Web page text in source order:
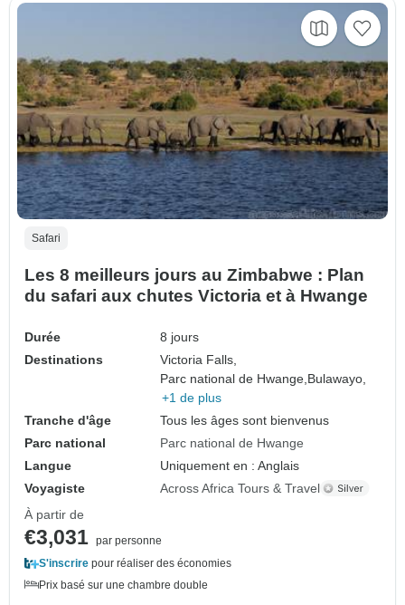
Safari
Les 8 meilleurs jours au Zimbabwe : Plan
du safari aux chutes Victoria et à Hwange
Durée
8 jours
Destinations
Victoria Falls,
Parc national de Hwange, Bulawayo,
+1 de plus
Tranche d'âge
Tous les âges sont bienvenus
Parc national
Parc national de Hwange
Langue
Uniquement en : Anglais
Voyagiste
Across Africa Tours & Travel
À partir de
€3,031 par personne
S'inscrire pour réaliser des économies
Prix basé sur une chambre double